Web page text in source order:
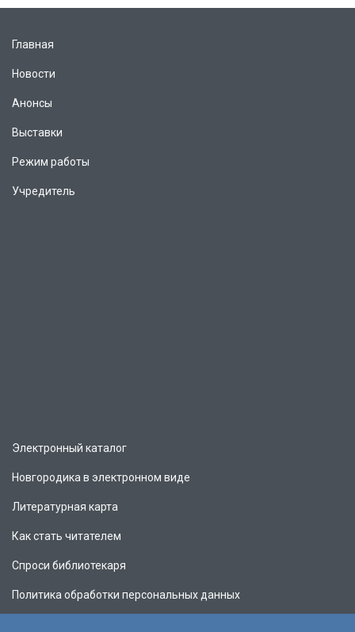
Главная
Новости
Анонсы
Выставки
Режим работы
Учредитель
Электронный каталог
Новгородика в электронном виде
Литературная карта
Как стать читателем
Спроси библиотекаря
Политика обработки персональных данных